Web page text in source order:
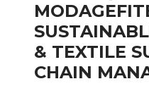
MODA
& TEXTILE
CHAIN